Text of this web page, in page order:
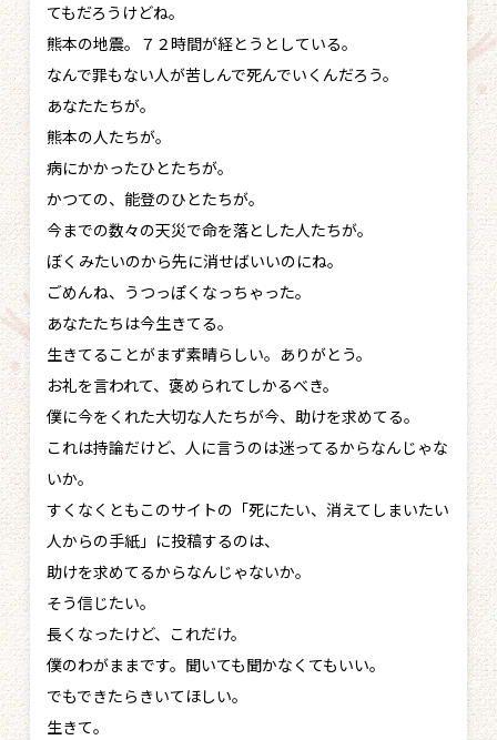
てもだろうけどね。
熊本の地震。７２時間が経とうとしている。
なんで罪もない人が苦しんで死んでいくんだろう。
あなたたちが。
熊本の人たちが。
病にかかったひとたちが。
かつての、能登のひとたちが。
今までの数々の天災で命を落とした人たちが。
ぼくみたいのから先に消せばいいのにね。
ごめんね、うつっぽくなっちゃった。
あなたたちは今生きてる。
生きてることがまず素晴らしい。ありがとう。
お礼を言われて、褒められてしかるべき。
僕に今をくれた大切な人たちが今、助けを求めてる。
これは持論だけど、人に言うのは迷ってるからなんじゃな
いか。
すくなくともこのサイトの「死にたい、消えてしまいたい
人からの手紙」に投稿するのは、
助けを求めてるからなんじゃないか。
そう信じたい。
長くなったけど、これだけ。
僕のわがままです。聞いても聞かなくてもいい。
でもできたらきいてほしい。
生きて。